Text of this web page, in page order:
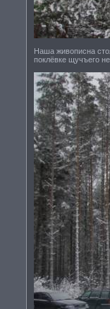
Наша живописна
поклёвке щучъего